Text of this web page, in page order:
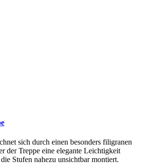
sich durch einen besonders filigranen
der Treppe eine elegante Leichtigkeit
Stufen nahezu unsichtbar montiert.